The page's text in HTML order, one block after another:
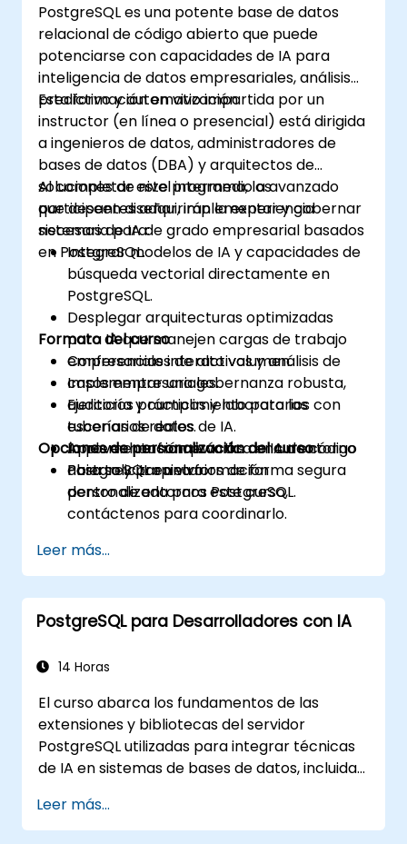
PostgreSQL es una potente base de datos
relacional de código abierto que puede
potenciarse con capacidades de IA para
inteligencia de datos empresariales, análisis
predictivo y automatización.
Esta formación en vivo impartida por un
instructor (en línea o presencial) está dirigida
a ingenieros de datos, administradores de
bases de datos (DBA) y arquitectos de
soluciones de nivel intermedio a avanzado
que deseen diseñar, implementar y gobernar
sistemas de IA de grado empresarial basados
en PostgreSQL.
Al completar este programa, los
participantes adquirirán la experiencia
necesaria para:
Integrar modelos de IA y capacidades de
búsqueda vectorial directamente en
PostgreSQL.
Desplegar arquitecturas optimizadas
para IA que manejen cargas de trabajo
empresariales de alto volumen.
Implementar una gobernanza robusta,
auditoría y cumplimiento para las
tuberías de datos de IA.
Aprovechar frameworks de IA de código
abierto y propietarios de forma segura
dentro de entornos PostgreSQL.
Formato del curso
Conferencias interactivas y análisis de
casos empresariales.
Ejercicios prácticos y laboratorios con
escenarios reales.
Implementación práctica en un entorno
PostgreSQL en vivo.
Opciones de personalización del curso
Para solicitar una formación
personalizada para este curso,
contáctenos para coordinarlo.
Leer más...
PostgreSQL para Desarrolladores con IA
14 Horas
El curso abarca los fundamentos de las
extensiones y bibliotecas del servidor
PostgreSQL utilizadas para integrar técnicas
de IA en sistemas de bases de datos, incluidas:
basada en vectores de incrustación
(embeddings), consulta Texto-a-SQL y
Leer más...